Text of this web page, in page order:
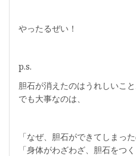
やったるぜい！
p.s.
胆石が消えたのはうれしいこと
でも大事なのは、
「なぜ、胆石ができてしまった
「身体がわざわざ、胆石をつ